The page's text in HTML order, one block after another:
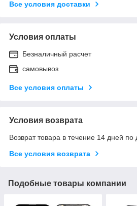
Все условия доставки
Условия оплаты
Безналичный расчет
самовывоз
Все условия оплаты
Условия возврата
Возврат товара в течение 14 дней по
Все условия возврата
Подобные товары компании